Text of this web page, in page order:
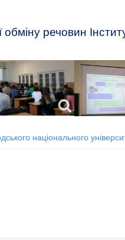
обміну речовин
національного
засобу, здатного до